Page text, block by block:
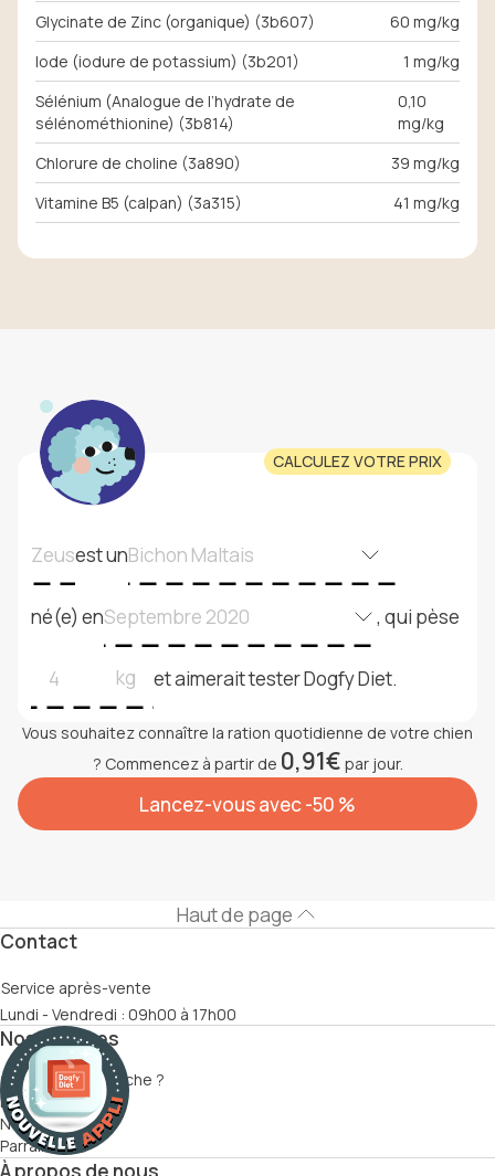
Glycinate de Zinc (organique) (3b607)
60 mg/kg
Iode (iodure de potassium) (3b201)
1 mg/kg
Sélénium (Analogue de l’hydrate de
sélénométhionine) (3b814)
0,10
mg/kg
Chlorure de choline (3a890)
39 mg/kg
Vitamine B5 (calpan) (3a315)
41 mg/kg
CALCULEZ VOTRE PRIX
est un
né(e) en , qui pèse
kg et aimerait tester Dogfy Diet.
Vous souhaitez connaître la ration quotidienne de votre chien
? Commencez à partir de 0,91€ par jour.
Lancez-vous avec -50 %
Haut de page
Contact
Service après-vente
Lundi - Vendredi : 09h00 à 17h00
Nos services
Comment ça marche ?
Recettes
Nutritionnistes
Parrainage